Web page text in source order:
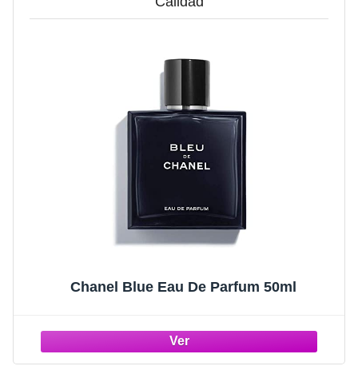
Chanel Blue Eau De Parfum 50ml